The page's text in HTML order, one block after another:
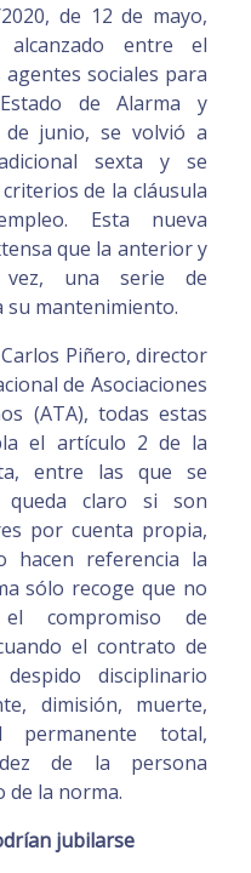
de 12 de mayo,
entre el
sociales para
de Alarma y
junio, se volvió a
sexta y se
de la cláusula
Esta nueva
que la anterior y
vez, una serie de
su mantenimiento.
Piñero, director
de Asociaciones
(ATA), todas estas
el artículo 2 de la
entre las que se
queda claro si son
por cuenta propia,
hacen referencia la
sólo recoge que no
compromiso de
el contrato de
disciplinario
dimisión, muerte,
permanente total,
de la persona
de la norma.
jubilarse